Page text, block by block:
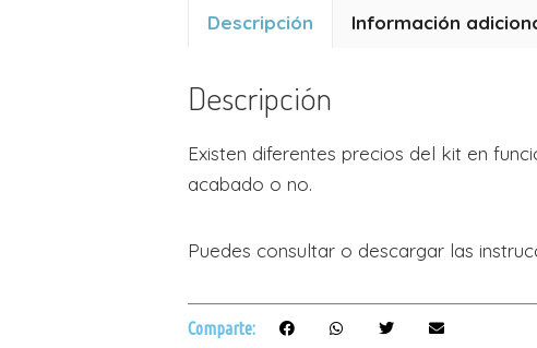
Descripción Información
Descripción
Existen diferentes precios del kit en
acabado o no.
Puedes consultar o descargar las
Comparte: